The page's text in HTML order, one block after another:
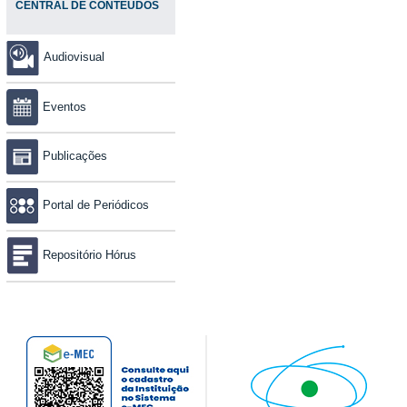
CENTRAL DE CONTEÚDOS
Audiovisual
Eventos
Publicações
Portal de Periódicos
Repositório Hórus